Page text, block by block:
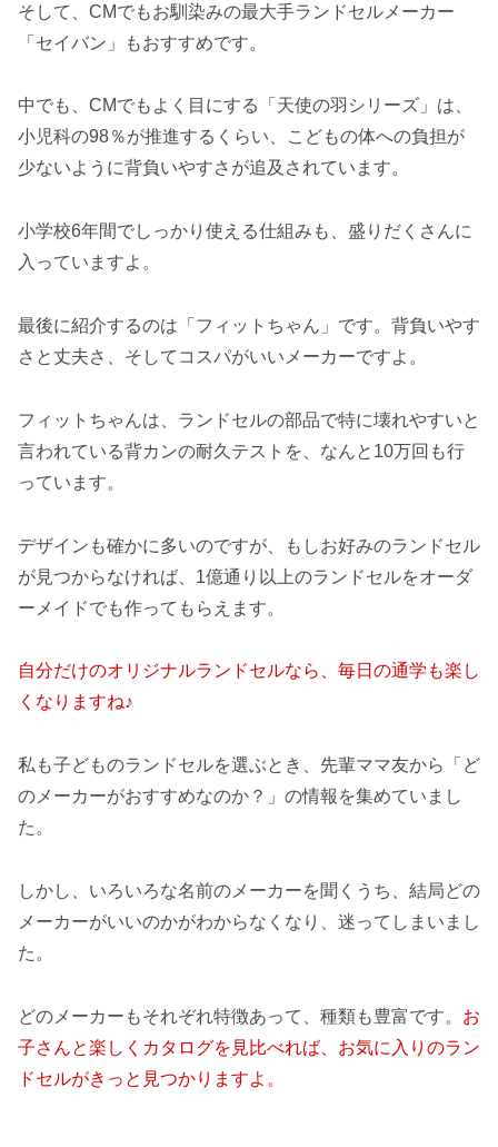
そして、CMでもお馴染みの最大手ランドセルメーカー
「セイバン」もおすすめです。
中でも、CMでもよく目にする「天使の羽シリーズ」は、
小児科の98％が推進するくらい、こどもの体への負担が
少ないように背負いやすさが追及されています。
小学校6年間でしっかり使える仕組みも、盛りだくさんに
入っていますよ。
最後に紹介するのは「フィットちゃん」です。背負いやす
さと丈夫さ、そしてコスパがいいメーカーですよ。
フィットちゃんは、ランドセルの部品で特に壊れやすいと
言われている背カンの耐久テストを、なんと10万回も行
っています。
デザインも確かに多いのですが、もしお好みのランドセル
が見つからなければ、1億通り以上のランドセルをオーダ
ーメイドでも作ってもらえます。
自分だけのオリジナルランドセルなら、毎日の通学も楽し
くなりますね♪
私も子どものランドセルを選ぶとき、先輩ママ友から「ど
のメーカーがおすすめなのか？」の情報を集めていまし
た。
しかし、いろいろな名前のメーカーを聞くうち、結局どの
メーカーがいいのかがわからなくなり、迷ってしまいまし
た。
どのメーカーもそれぞれ特徴あって、種類も豊富です。 お
子さんと楽しくカタログを見比べれば、お気に入りのラン
ドセルがきっと見つかりますよ。